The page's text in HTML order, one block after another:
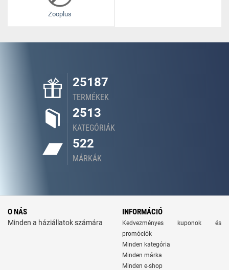
Zooplus
25187
TERMÉKEK
2513
KATEGÓRIÁK
522
MÁRKÁK
O NÁS
Minden a háziállatok számára
INFORMÁCIÓ
Kedvezményes kuponok és
promóciók
Minden kategória
Minden márka
Minden e-shop